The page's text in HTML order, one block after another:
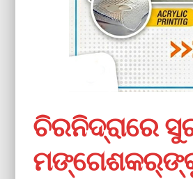
ଚିରନିଦ୍ରାରେ
ମଙ୍ଗେଶକର୍‌ଙ୍କୁ